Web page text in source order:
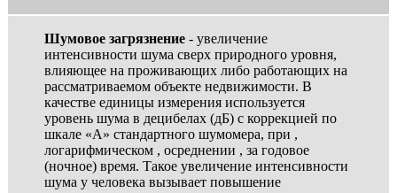
Шумовое загрязнение - увеличение
интенсивности шума сверх природного уровня,
влияющее на проживающих либо работающих на
рассматриваемом объекте недвижимости. В
качестве единицы измерения используется
уровень шума в децибелах (дБ) с коррекцией по
шкале «А» стандартного шумомера, при ,
логарифмическом , осреднении , за годовое
(ночное) время. Такое увеличение интенсивности
шума у человека вызывает повышение